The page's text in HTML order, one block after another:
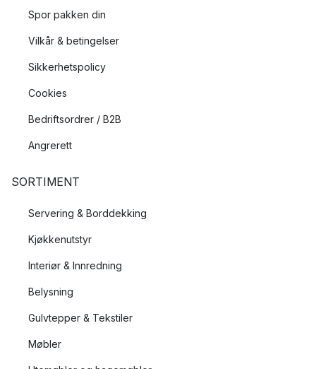
Spor pakken din
Vilkår & betingelser
Sikkerhetspolicy
Cookies
Bedriftsordrer / B2B
Angrerett
SORTIMENT
Servering & Borddekking
Kjøkkenutstyr
Interiør & Innredning
Belysning
Gulvtepper & Tekstiler
Møbler